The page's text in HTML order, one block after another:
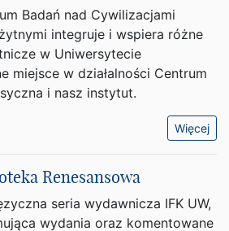
Badań nad Cywilizacjami
integruje i wspiera różne
w Uniwersytecie
miejsce w działalności Centrum
i nasz instytut.
Więcej
Renesansowa
seria wydawnicza IFK UW,
wydania oraz komentowane